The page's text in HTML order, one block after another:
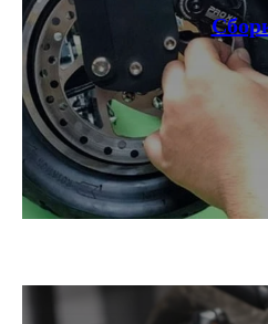
по всей России
info@citycoco-
Записаться на тест-драйв
Получить консультацию